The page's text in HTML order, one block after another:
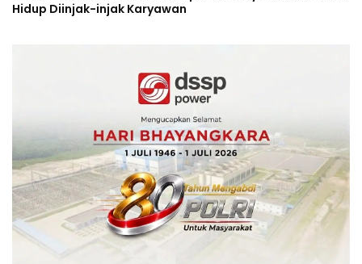
Hidup Diinjak-injak Karyawan